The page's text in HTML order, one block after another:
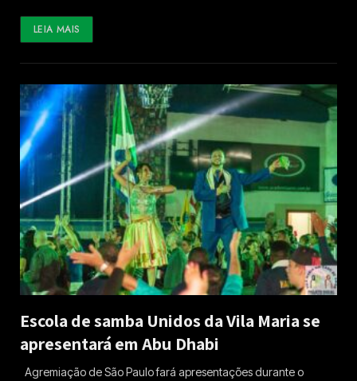
LEIA MAIS
Escola de samba Unidos da Vila Maria se
apresentará em Abu Dhabi
Agremiação de São Paulo fará apresentações durante o